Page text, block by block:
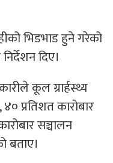
भिडभाड हुने गरेको
दिए।
कूल ग्रार्हस्थ्य
प्रतिशत कारोबार
सञ्चालन
बताए।